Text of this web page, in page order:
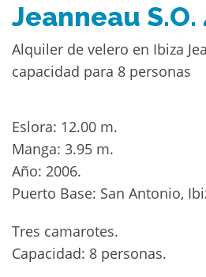
Jeanneau S.O.
Alquiler de velero en Ibiza
capacidad para 8 personas
Eslora: 12.00 m.
Manga: 3.95 m.
Año: 2006.
Puerto Base: San Antonio,
Tres camarotes.
Capacidad: 8 personas.